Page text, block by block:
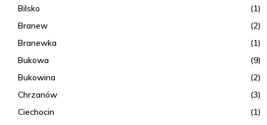
Bilsko
(1)
Branew
(2)
Branewka
(1)
Bukowa
(9)
Bukowina
(2)
Chrzanów
(3)
Ciechocin
(1)